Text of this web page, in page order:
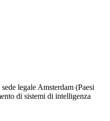
legale Amsterdam (Paesi
di sistemi di intelligenza